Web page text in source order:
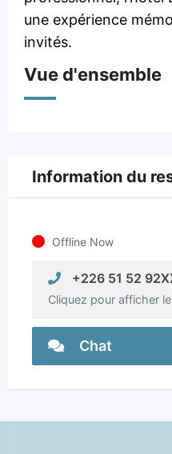
une expérience
invités.
Vue d'ensemble
Information du
Offline Now
+226 51 52
Cliquez pour afficher
Chat